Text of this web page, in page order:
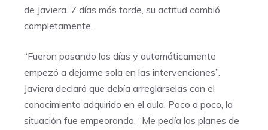
de Javiera. 7 días más tarde, su actitud cambió
completamente.
“Fueron pasando los días y automáticamente
empezó a dejarme sola en las intervenciones”.
Javiera declaró que debía arreglárselas con el
conocimiento adquirido en el aula. Poco a poco, la
situación fue empeorando. “Me pedía los planes de